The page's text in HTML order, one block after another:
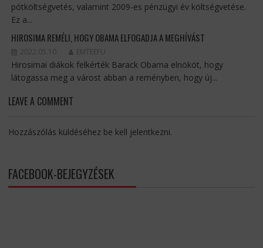
pótköltségvetés, valamint 2009-es pénzügyi év költségvetése.
Ez a...
HIROSIMA REMÉLI, HOGY OBAMA ELFOGADJA A MEGHÍVÁST
2022.05.10. EMTEEFU
Hirosimai diákok felkérték Barack Obama elnököt, hogy
látogassa meg a várost abban a reményben, hogy új...
LEAVE A COMMENT
Hozzászólás küldéséhez be kell jelentkezni.
FACEBOOK-BEJEGYZÉSEK